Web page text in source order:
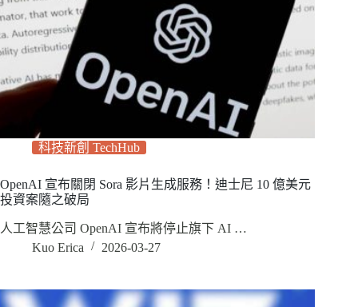
科技新創 TechHub
OpenAI 宣布關閉 Sora 影片生成服務！迪士尼 10 億美元
投資案隨之破局
人工智慧公司 OpenAI 宣布將停止旗下 AI …
Kuo Erica
2026-03-27